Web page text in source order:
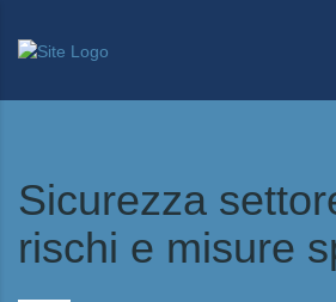
Sicurezza
rischi e misure